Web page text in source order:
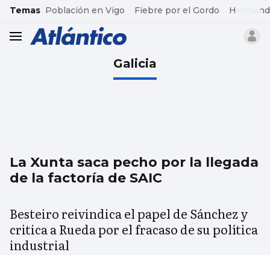
common.go-to-content
Temas Población en Vigo Fiebre por el Gordo
header.menu.open
Galicia
La Xunta saca pecho por la llegada
de la factoría de SAIC
Besteiro reivindica el papel de Sánchez y
critica a Rueda por el fracaso de su política
industrial